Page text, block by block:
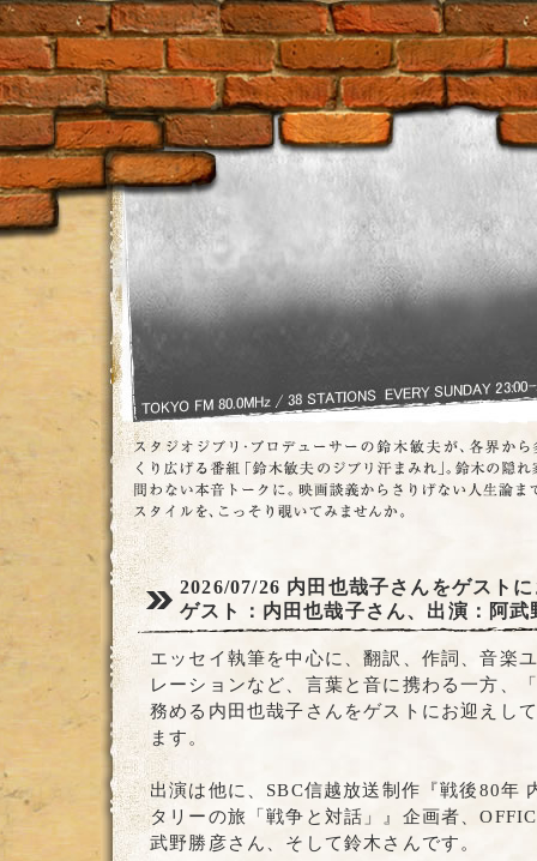
2026/07/26 内田也哉子さんをゲスト
ゲスト：内田也哉子さん、出演：阿武
エッセイ執筆を中心に、翻訳、作詞、音楽
レーションなど、言葉と音に携わる一方、
務める内田也哉子さんをゲストにお迎えし
ます。
出演は他に、SBC信越放送制作『戦後80年
タリーの旅「戦争と対話」』企画者、
武野勝彦さん、そして鈴木さんです。